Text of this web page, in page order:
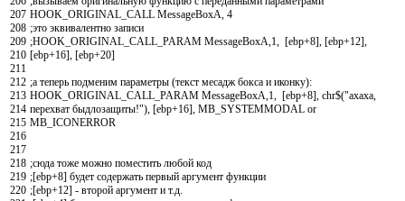
207
208
209
210
211
212
213
214
215
216
217
218
219
220
HOOK_ORIGINAL_CALL MessageBoxA, 4
;это эквивалентно записи
;HOOK_ORIGINAL_CALL_PARAM MessageBoxA,1, [ebp+8], [ebp+12],
[ebp+16], [ebp+20]
;а теперь подменим параметры (текст месадж бокса и иконку):
HOOK_ORIGINAL_CALL_PARAM MessageBoxA,1, [ebp+8], chr$("ахаха,
перехват быдлозащиты!"), [ebp+16], MB SYSTEMMODAL or
MB ICONERROR
;сюда тоже можно поместить любой код
;[ebp+8] будет содержать первый аргумент функции
;[ebp+12] - второй аргумент и т.д.